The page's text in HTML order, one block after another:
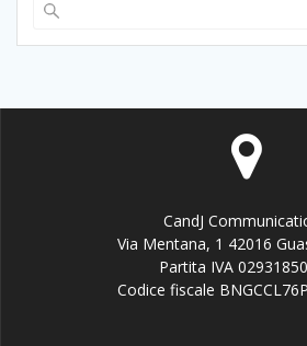
CandJ
Via Mentana, 1 42016
Partita IVA
Codice fiscale